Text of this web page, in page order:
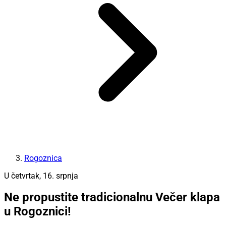
Rogoznica
U četvrtak, 16. srpnja
Ne propustite tradicionalnu Večer klapa
u Rogoznici!